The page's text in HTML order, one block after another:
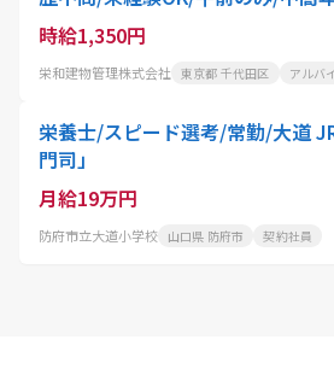
時給1,350円
栄和建物管理株式会社 東京都 千代田区 アルバ
栄養士/スピード選考/常勤/大道
門司」
月給19万円
防府市立大道小学校 山口県 防府市 契約社員